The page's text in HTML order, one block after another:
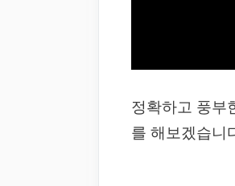
정확하고 풍부
를 해보겠습니